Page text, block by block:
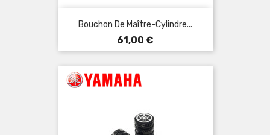
Bouchon De Maître-Cylindre...
Prix
61,00 €